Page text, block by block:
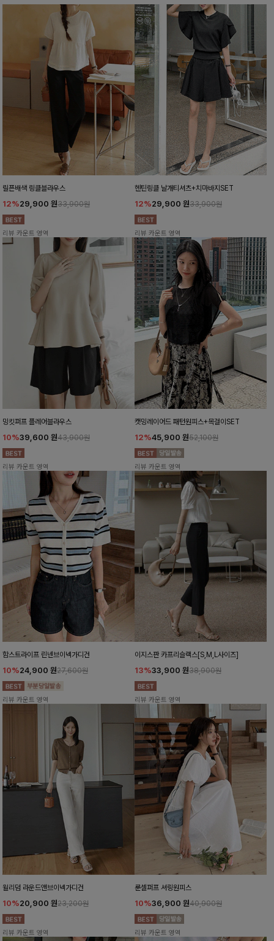
릴픈배색 링클블라우스
12%29,900 원33,900원
리뷰 카운트 영역
헨틴링클 날개티셔츠+치마바지SET
12%29,900 원33,900원
리뷰 카운트 영역
밍킷퍼프 플레어블라우스
10%39,600 원43,900원
리뷰 카운트 영역
캣밍레이어드 패턴원피스+목걸이SET
12%45,900 원52,100원
리뷰 카운트 영역
함스트라이프 린넨브이넥가디건
10%24,900 원27,600원
리뷰 카운트 영역
이지스판 카프리슬랙스[S,M,L사이즈]
13%33,900 원38,900원
리뷰 카운트 영역
윌리덤 라운드앤브이넥가디건
10%20,900 원23,200원
리뷰 카운트 영역
룬셀퍼프 셔링원피스
10%36,900 원40,900원
리뷰 카운트 영역